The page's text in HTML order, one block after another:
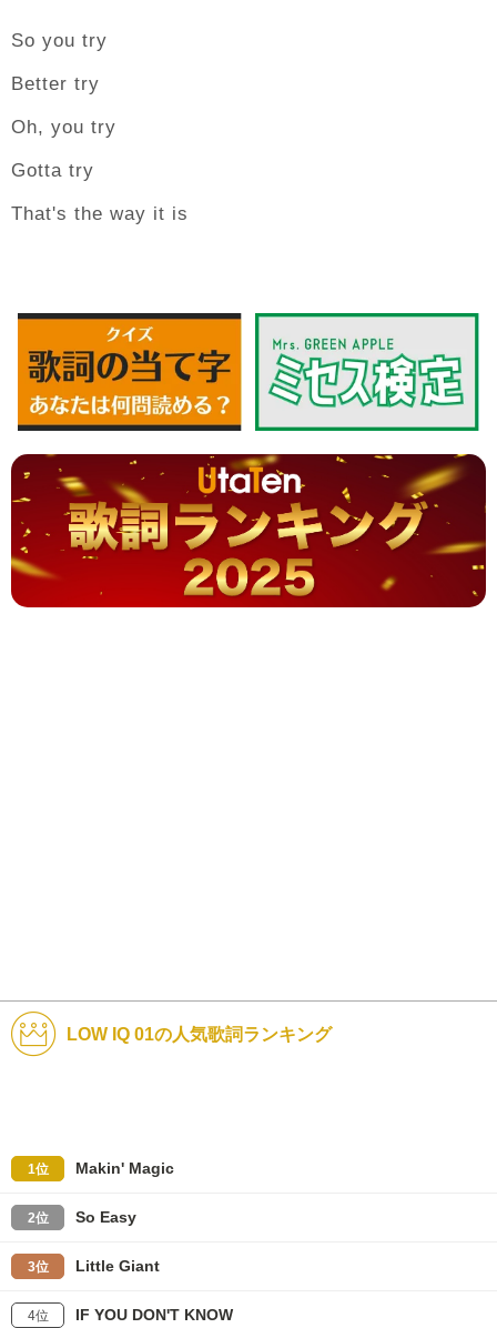
So you try
Better try
Oh, you try
Gotta try
That's the way it is
LOW IQ 01の人気歌詞ランキング
1位 Makin' Magic
2位 So Easy
3位 Little Giant
4位 IF YOU DON'T KNOW